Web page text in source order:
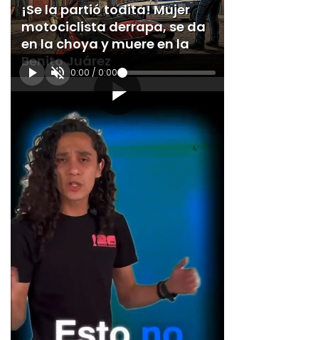
¡Se la partió todita! Mujer
motociclista derrapa, se da
en la choya y muere en la
Benito Juárez
0:00 / 0:00
[Publicidad]